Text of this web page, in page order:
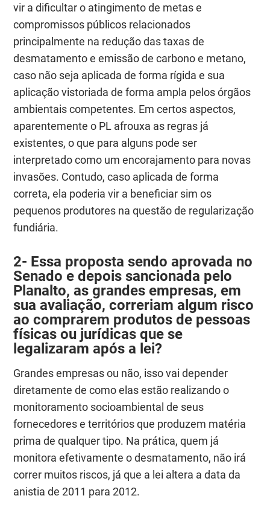
vir a dificultar o atingimento de metas e
compromissos públicos relacionados
principalmente na redução das taxas de
desmatamento e emissão de carbono e metano,
caso não seja aplicada de forma rígida e sua
aplicação vistoriada de forma ampla pelos órgãos
ambientais competentes. Em certos aspectos,
aparentemente o PL afrouxa as regras já
existentes, o que para alguns pode ser
interpretado como um encorajamento para novas
invasões. Contudo, caso aplicada de forma
correta, ela poderia vir a beneficiar sim os
pequenos produtores na questão de regularização
fundiária.
2- Essa proposta sendo aprovada no
Senado e depois sancionada pelo
Planalto, as grandes empresas, em
sua avaliação, correriam algum risco
ao comprarem produtos de pessoas
físicas ou jurídicas que se
legalizaram após a lei?
Grandes empresas ou não, isso vai depender
diretamente de como elas estão realizando o
monitoramento socioambiental de seus
fornecedores e territórios que produzem matéria
prima de qualquer tipo. Na prática, quem já
monitora efetivamente o desmatamento, não irá
correr muitos riscos, já que a lei altera a data da
anistia de 2011 para 2012.